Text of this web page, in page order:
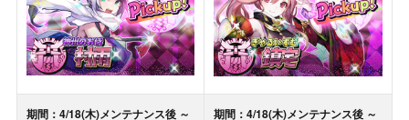
期間：4/18(木)メンテナンス後 ～
期間：4/18(木)メンテナンス後 ～